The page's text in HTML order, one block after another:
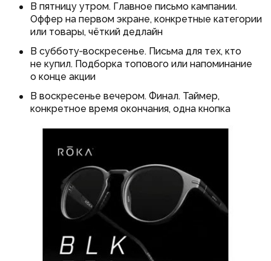
В пятницу утром. Главное письмо кампании.
Оффер на первом экране, конкретные категории
или товары, чёткий дедлайн
В субботу‑воскресенье. Письма для тех, кто
не купил. Подборка топового или напоминание
о конце акции
В воскресенье вечером. Финал. Таймер,
конкретное время окончания, одна кнопка